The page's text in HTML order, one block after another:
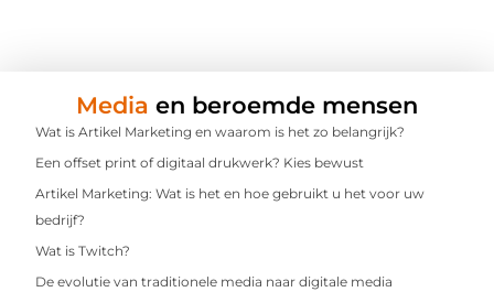
Media en beroemde mensen
Wat is Artikel Marketing en waarom is het zo belangrijk?
Een offset print of digitaal drukwerk? Kies bewust
Artikel Marketing: Wat is het en hoe gebruikt u het voor uw
bedrijf?
Wat is Twitch?
De evolutie van traditionele media naar digitale media